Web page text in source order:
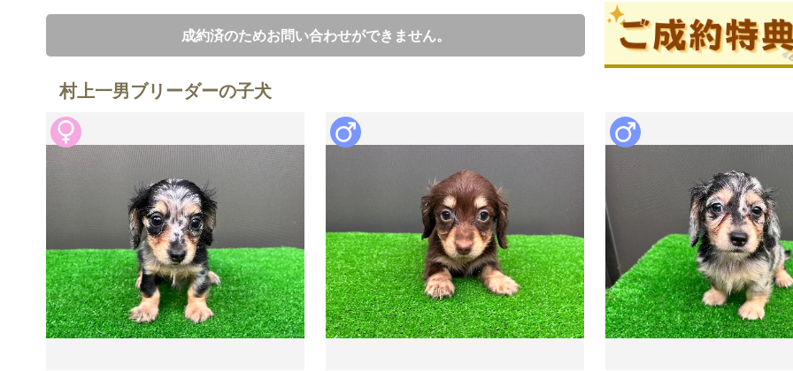
ブリーダー情報
村上一
カニンヘンダックスのブリー
ポートを行いますので、初め
ブリーダーからの紹介文
当犬舎はカニンヘンダックスフ
成約済のためお問い合わせができません。
村上一男ブリーダーの子犬